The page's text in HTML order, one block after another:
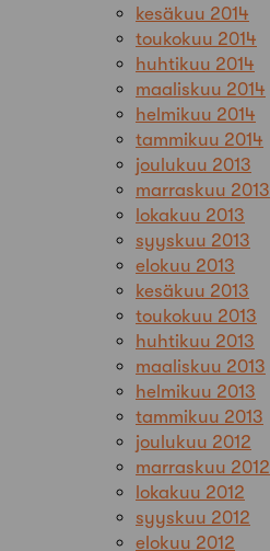
kesäkuu 2014
toukokuu 2014
huhtikuu 2014
maaliskuu 2014
helmikuu 2014
tammikuu 2014
joulukuu 2013
marraskuu 2013
lokakuu 2013
syyskuu 2013
elokuu 2013
kesäkuu 2013
toukokuu 2013
huhtikuu 2013
maaliskuu 2013
helmikuu 2013
tammikuu 2013
joulukuu 2012
marraskuu 2012
lokakuu 2012
syyskuu 2012
elokuu 2012